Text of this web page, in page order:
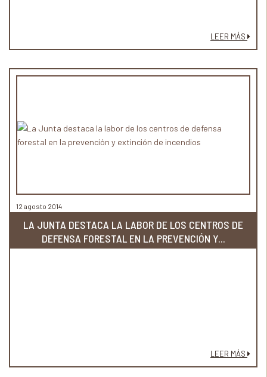
LEER MÁS
12 agosto 2014
LA JUNTA DESTACA LA LABOR DE LOS CENTROS DE
DEFENSA FORESTAL EN LA PREVENCIÓN Y...
LEER MÁS